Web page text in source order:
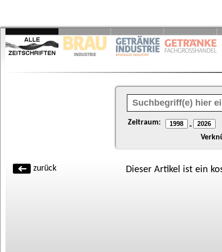
Zeitraum: -
zurück Dieser Artikel ist ein